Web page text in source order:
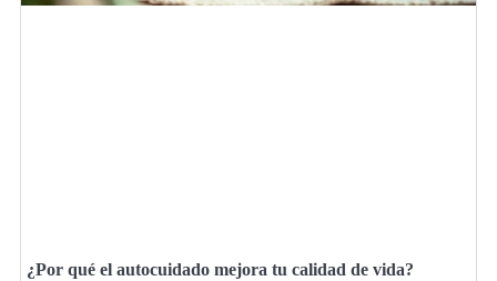
¿Por qué el autocuidado mejora tu calidad de vida?